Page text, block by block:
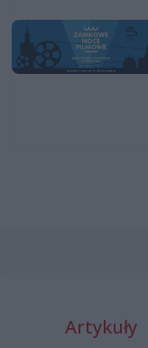
Artykuły